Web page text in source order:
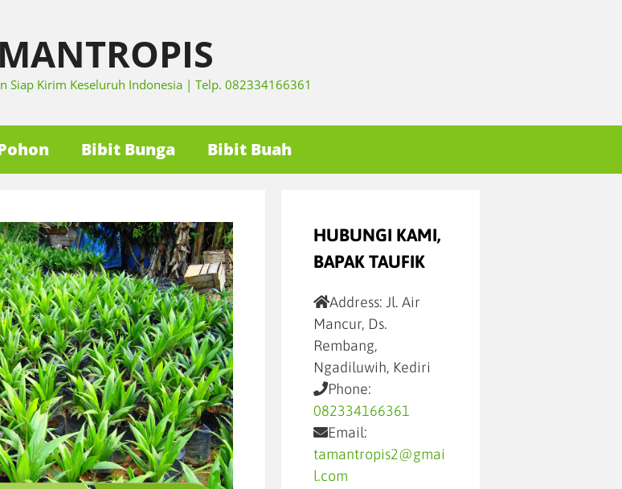
Siap Kirim Keseluruh Indonesia | Telp. 082334166361
Bibit Bunga Bibit Buah
HUBUNGI KAMI,
BAPAK TAUFIK
Address: Jl. Air
Mancur, Ds.
Rembang,
Ngadiluwih, Kediri
Phone:
082334166361
Email:
tamantropis2@gmai
l.com